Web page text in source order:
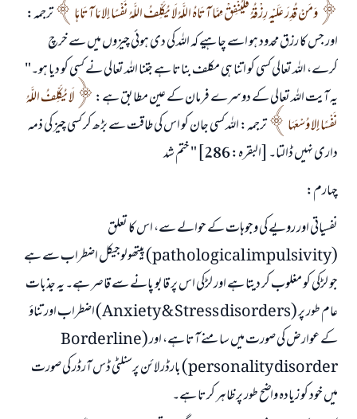
وَمَنْ قُدِرَ عَلَيْهِ رِزْقُهُ فَلْيُنْفِقْ مِمَّا آتَاهُ اللَّهُ لَا يُكَلِّفُ اللَّهُ نَفْسًا إِلا مَا آتَاهَا
ترجمہ:
اور جس کا رزق محدود ہو اسے چاہیے کہ اللہ کی دی ہوئی چیزوں میں سے خرچ
کرے، اللہ تعالی کسی کو اتنا ہی مکلف بناتا ہے جتنا اللہ تعالی نے کسی کو دیا ہو۔"
یہ آیت اللہ تعالی کے دوسرے فرمان کے عین مطابق ہے:
لَا يُكَلِّفُ اللَّهُ
نَفْسًا إِلا وُسْعَهَا
ترجمہ: اللہ کسی جان کو اس کی طاقت سے بڑھ کر کسی چیز کی ذمہ
داری نہیں ڈالتا۔ [البقرہ: 286] " ختم شد
چہارم:
نفسیاتی اور رویے کی وجوہات کے حوالے سے، اس کا تعلق
(pathological impulsivity) پیتھولوجیکل اضطراب سے ہے
جو لڑکی کو مغلوب کر دیتا ہے اور لڑکی اس پر قابو پانے سے قاصر ہے۔ یہ جذبات
عام طور پر (Anxiety & Stress disorders) اضطراب اور تناؤ
کے عوارض کی صورت میں سامنے آتا ہے، اور (Borderline
personality disorder) بارڈر لائن پرسنلٹی ڈس آرڈر کی صورت
میں خود کو زیادہ واضح طور پر ظاہر کرتا ہے۔